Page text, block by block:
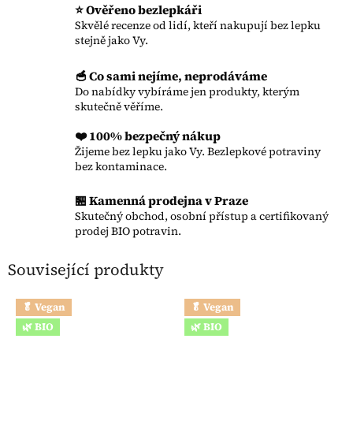
⭐ Ověřeno bezlepkáři
Skvělé recenze od lidí, kteří nakupují bez lepku
stejně jako Vy.
🥣 Co sami nejíme, neprodáváme
Do nabídky vybíráme jen produkty, kterým
skutečně věříme.
❤️ 100% bezpečný nákup
Žijeme bez lepku jako Vy. Bezlepkové potraviny
bez kontaminace.
🏪 Kamenná prodejna v Praze
Skutečný obchod, osobní přístup a certifikovaný
prodej BIO potravin.
Související produkty
🥬 Vegan
🌿 BIO
🥬 Vegan
🌿 BIO